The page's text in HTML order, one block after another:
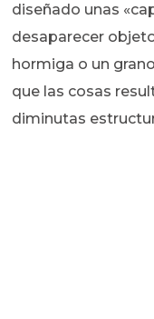
diseñado unas
desaparecer
hormiga o un
que las cosas
diminutas